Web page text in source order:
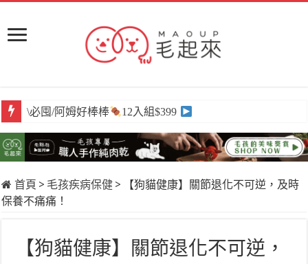
\必囤/阿姆好棒棒 12入組$399
首頁 > 毛孩疾病保健 >
【狗貓健康】關節退化不可逆，及時
保養不痛痛！
【狗貓健康】關節退化不可逆，